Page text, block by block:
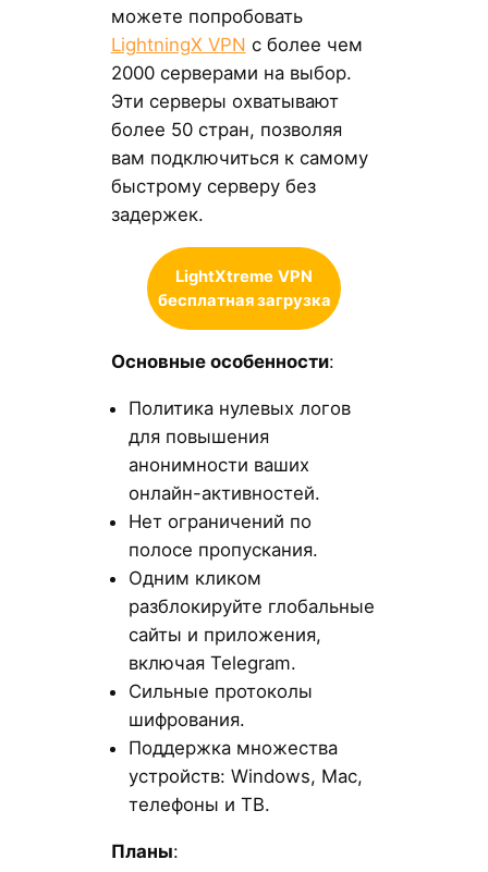
можете попробовать
LightningX VPN с более чем
2000 серверами на выбор.
Эти серверы охватывают
более 50 стран, позволяя
вам подключиться к самому
быстрому серверу без
задержек.
LightXtreme VPN
бесплатная загрузка
Основные особенности:
Политика нулевых логов
для повышения
анонимности ваших
онлайн-активностей.
Нет ограничений по
полосе пропускания.
Одним кликом
разблокируйте глобальные
сайты и приложения,
включая Telegram.
Сильные протоколы
шифрования.
Поддержка множества
устройств: Windows, Mac,
телефоны и ТВ.
Планы: